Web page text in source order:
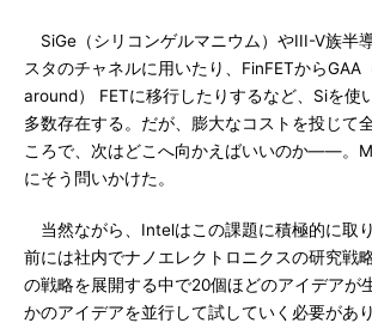
SiGe（シリコンゲルマニウム）やIII-V族半
スタのチャネルに用いたり、FinFETからGAA
around） FETに移行したりするなど、Siを使
多数存在する。だが、膨大なコストを投じて
ころで、次はどこへ向かえばいいのか――。
にそう問いかけた。
当然ながら、Intelはこの課題に積極的に取
前には社内でナノエレクトロニクスの研究戦
の戦略を展開する中で20個ほどのアイデアが
かのアイデアを並行して試していく必要があ